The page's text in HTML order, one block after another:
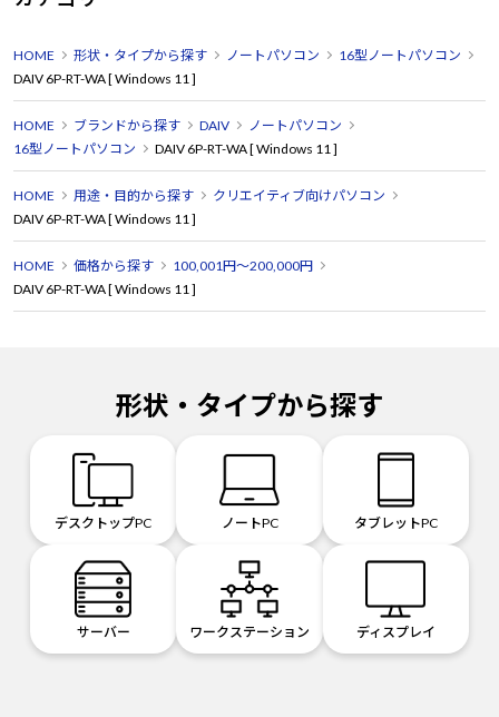
HOME 形状・タイプから探す ノートパソコン
16型ノートパソコン
DAIV 6P-RT-WA [ Windows 11 ]
HOME ブランドから探す DAIV
ノートパソコン
16型ノートパソコン
DAIV 6P-RT-WA [ Windows 11 ]
HOME 用途・目的から探す
クリエイティブ向けパソコン
DAIV 6P-RT-WA [ Windows 11 ]
HOME 価格から探す
100,001円～200,000円
DAIV 6P-RT-WA [ Windows 11 ]
形状・タイプから探す
デスクトップPC ノートPC タブレットPC
サーバー ワークステーション ディスプレイ